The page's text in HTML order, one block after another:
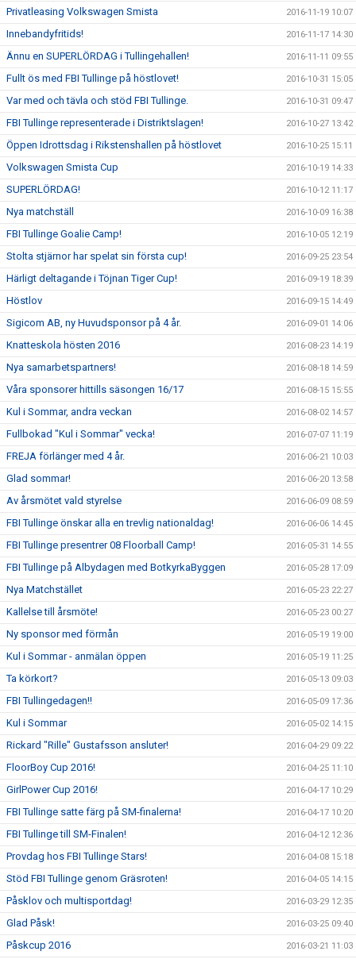
Privatleasing Volkswagen Smista 2016-11-19 10:07
Innebandyfritids! 2016-11-17 14:30
Ännu en SUPERLÖRDAG i Tullingehallen! 2016-11-11 09:55
Fullt ös med FBI Tullinge på höstlovet! 2016-10-31 15:05
Var med och tävla och stöd FBI Tullinge. 2016-10-31 09:47
FBI Tullinge representerade i Distriktslagen! 2016-10-27 13:42
Öppen Idrottsdag i Rikstenshallen på höstlovet 2016-10-25 15:11
Volkswagen Smista Cup 2016-10-19 14:33
SUPERLÖRDAG! 2016-10-12 11:17
Nya matchställ 2016-10-09 16:38
FBI Tullinge Goalie Camp! 2016-10-05 12:19
Stolta stjärnor har spelat sin första cup! 2016-09-25 23:54
Härligt deltagande i Töjnan Tiger Cup! 2016-09-19 18:39
Höstlov 2016-09-15 14:49
Sigicom AB, ny Huvudsponsor på 4 år. 2016-09-01 14:06
Knatteskola hösten 2016 2016-08-23 14:19
Nya samarbetspartners! 2016-08-18 14:59
Våra sponsorer hittills säsongen 16/17 2016-08-15 15:55
Kul i Sommar, andra veckan 2016-08-02 14:57
Fullbokad "Kul i Sommar" vecka! 2016-07-07 11:19
FREJA förlänger med 4 år. 2016-06-21 10:03
Glad sommar! 2016-06-20 13:58
Av årsmötet vald styrelse 2016-06-09 08:59
FBI Tullinge önskar alla en trevlig nationaldag! 2016-06-06 14:45
FBI Tullinge presentrer 08 Floorball Camp! 2016-05-31 14:55
FBI Tullinge på Albydagen med BotkyrkaByggen 2016-05-28 17:09
Nya Matchstället 2016-05-23 22:27
Kallelse till årsmöte! 2016-05-23 00:27
Ny sponsor med förmån 2016-05-19 19:00
Kul i Sommar - anmälan öppen 2016-05-19 11:25
Ta körkort? 2016-05-13 09:03
FBI Tullingedagen!! 2016-05-09 17:36
Kul i Sommar 2016-05-02 14:15
Rickard "Rille" Gustafsson ansluter! 2016-04-29 09:22
FloorBoy Cup 2016! 2016-04-25 11:10
GirlPower Cup 2016! 2016-04-17 10:29
FBI Tullinge satte färg på SM-finalerna! 2016-04-17 10:20
FBI Tullinge till SM-Finalen! 2016-04-12 12:36
Provdag hos FBI Tullinge Stars! 2016-04-08 15:18
Stöd FBI Tullinge genom Gräsroten! 2016-04-05 14:15
Påsklov och multisportdag! 2016-03-29 12:35
Glad Påsk! 2016-03-25 09:40
Påskcup 2016 2016-03-21 11:03